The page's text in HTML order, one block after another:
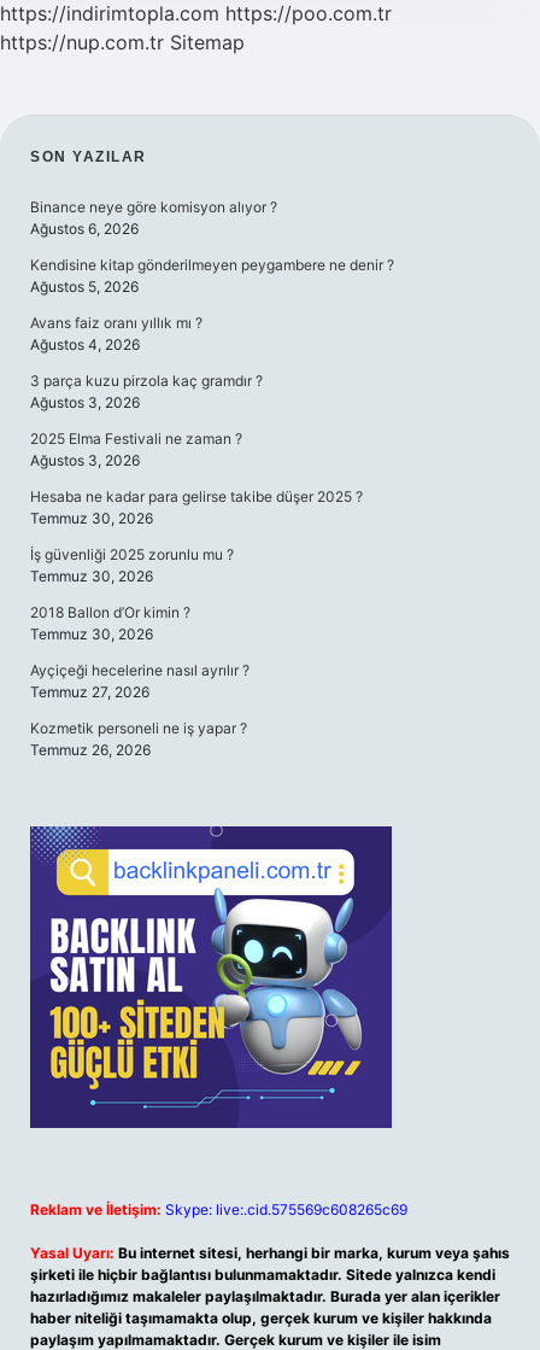
https://indirimtopla.com https://poo.com.tr
https://nup.com.tr Sitemap
SIDEBAR
SON YAZILAR
Binance neye göre komisyon alıyor ?
Ağustos 6, 2026
Kendisine kitap gönderilmeyen peygambere ne denir ?
Ağustos 5, 2026
Avans faiz oranı yıllık mı ?
Ağustos 4, 2026
3 parça kuzu pirzola kaç gramdır ?
Ağustos 3, 2026
2025 Elma Festivali ne zaman ?
Ağustos 3, 2026
Hesaba ne kadar para gelirse takibe düşer 2025 ?
Temmuz 30, 2026
İş güvenliği 2025 zorunlu mu ?
Temmuz 30, 2026
2018 Ballon d’Or kimin ?
Temmuz 30, 2026
Ayçiçeği hecelerine nasıl ayrılır ?
Temmuz 27, 2026
Kozmetik personeli ne iş yapar ?
Temmuz 26, 2026
Reklam ve İletişim: Skype: live:.cid.575569c608265c69
Yasal Uyarı: Bu internet sitesi, herhangi bir marka, kurum veya şahıs
şirketi ile hiçbir bağlantısı bulunmamaktadır. Sitede yalnızca kendi
hazırladığımız makaleler paylaşılmaktadır. Burada yer alan içerikler
haber niteliği taşımamakta olup, gerçek kurum ve kişiler hakkında
paylaşım yapılmamaktadır. Gerçek kurum ve kişiler ile isim